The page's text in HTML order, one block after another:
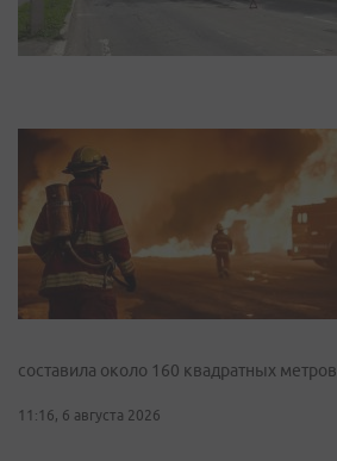
составила около 160 квадратных метров
11:16, 6 августа 2026